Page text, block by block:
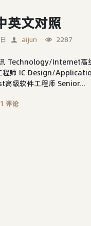
英文对照
aijun 2287
Technology/Internet高
程师 IC Design/
级软件工程师 Senior...
1 评论